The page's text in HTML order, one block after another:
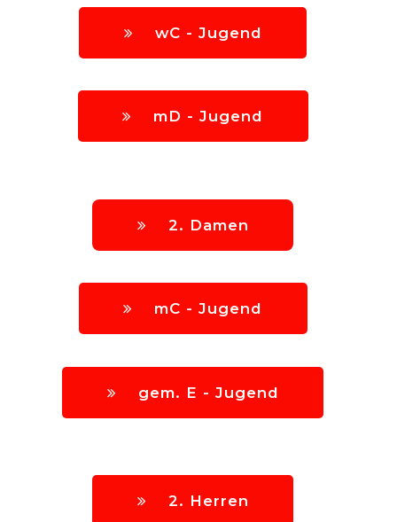
wC - Jugend
mD - Jugend
2. Damen
mC - Jugend
gem. E - Jugend
2. Herren